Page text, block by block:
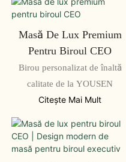
Masă De Lux Premium
Pentru Biroul CEO
Birou personalizat de înaltă
calitate de la YOUSEN
Citeşte Mai Mult